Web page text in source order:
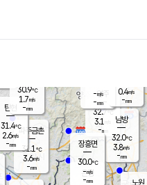
양주
32.7℃
3.1
-mm
파주금촌
31.1℃
3.6m/s
-mm
탄현
31.4℃
2.6m/s
-mm
은평
노원
남방
32.0℃
3.8m/s
-mm
장흥면
30.0℃
-m/s
-mm
-m/s
-mm
30.9℃
1.7m/s
-mm
0.4m/s
-mm